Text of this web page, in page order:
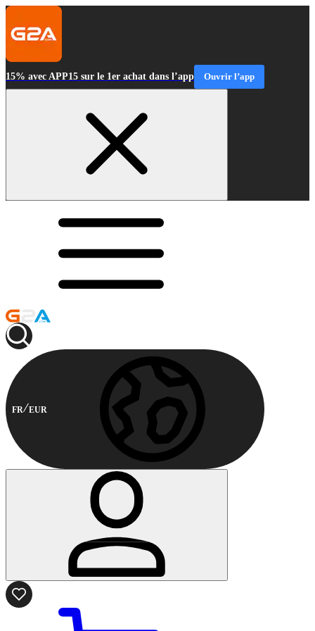
15% avec APP15 sur le 1er achat dans l’app Ouvrir l’app
FR EUR